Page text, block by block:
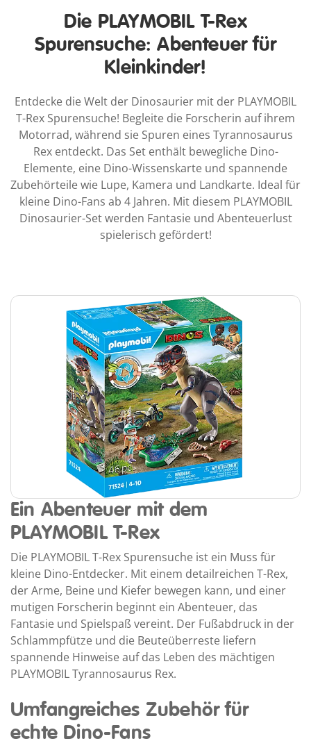
Die PLAYMOBIL T-Rex
Spurensuche: Abenteuer für
Kleinkinder!
Entdecke die Welt der Dinosaurier mit der PLAYMOBIL
T-Rex Spurensuche! Begleite die Forscherin auf ihrem
Motorrad, während sie Spuren eines Tyrannosaurus
Rex entdeckt. Das Set enthält bewegliche Dino-
Elemente, eine Dino-Wissenskarte und spannende
Zubehörteile wie Lupe, Kamera und Landkarte. Ideal für
kleine Dino-Fans ab 4 Jahren. Mit diesem PLAYMOBIL
Dinosaurier-Set werden Fantasie und Abenteuerlust
spielerisch gefördert!
Ein Abenteuer mit dem
PLAYMOBIL T-Rex
Die PLAYMOBIL T-Rex Spurensuche ist ein Muss für
kleine Dino-Entdecker. Mit einem detailreichen T-Rex,
der Arme, Beine und Kiefer bewegen kann, und einer
mutigen Forscherin beginnt ein Abenteuer, das
Fantasie und Spielspaß vereint. Der Fußabdruck in der
Schlammpfütze und die Beuteüberreste liefern
spannende Hinweise auf das Leben des mächtigen
PLAYMOBIL Tyrannosaurus Rex.
Umfangreiches Zubehör für
echte Dino-Fans